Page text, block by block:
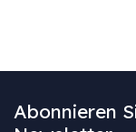
Abonnieren